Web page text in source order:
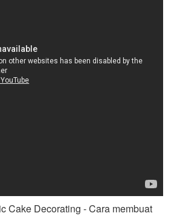
Cake Decorating - Cara membuat